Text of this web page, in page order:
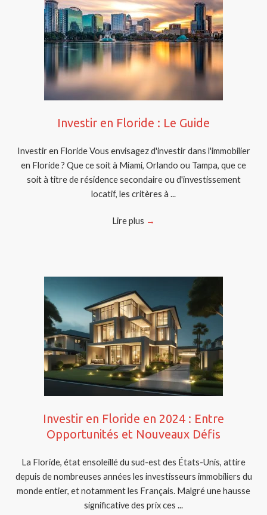
Investir en Floride : Le Guide
Investir en Floride Vous envisagez d'investir dans l'immobilier
en Floride ? Que ce soit à Miami, Orlando ou Tampa, que ce
soit à titre de résidence secondaire ou d'investissement
locatif, les critères à ...
Lire plus →
Investir en Floride en 2024 : Entre
Opportunités et Nouveaux Défis
La Floride, état ensoleillé du sud-est des États-Unis, attire
depuis de nombreuses années les investisseurs immobiliers du
monde entier, et notamment les Français. Malgré une hausse
significative des prix ces ...